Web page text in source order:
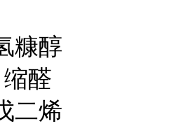
糠醇
醛
二烯